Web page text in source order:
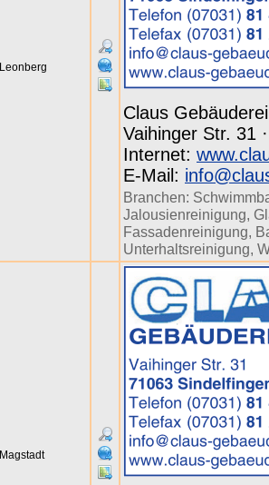
Leonberg
Claus
Vaihinger Str. 31
Internet:
E-Mail:
Branchen:
Jalousienreinigung,
Fassadenreinigung,
Unterhaltsreinigung,
Magstadt